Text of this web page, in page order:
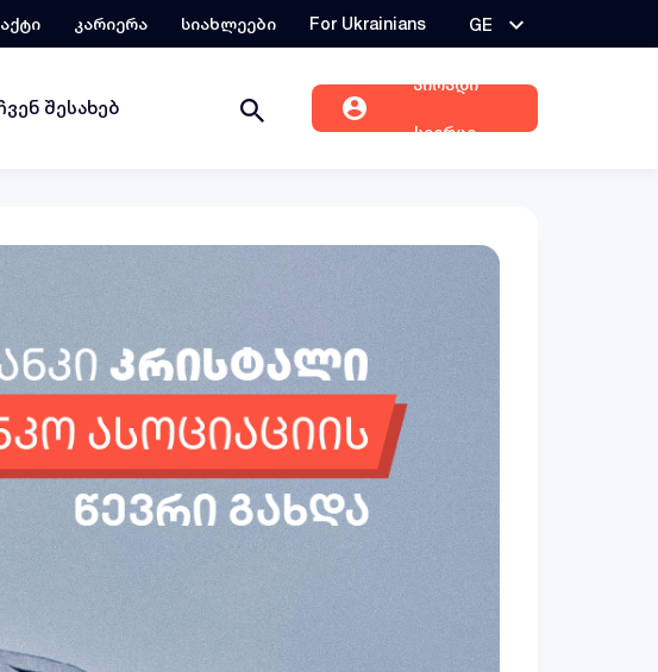
კარიერა სიახლეები For Ukrainians GE
შესახებ
პირადი
სივრცე